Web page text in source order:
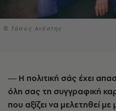
© Τάσος Ανέστης
― Η πολιτική σάς έχει απασχολήσει ιδιαιτέρως, σε
όλη σας τη συγγραφική
που αξίζει να μελετηθεί